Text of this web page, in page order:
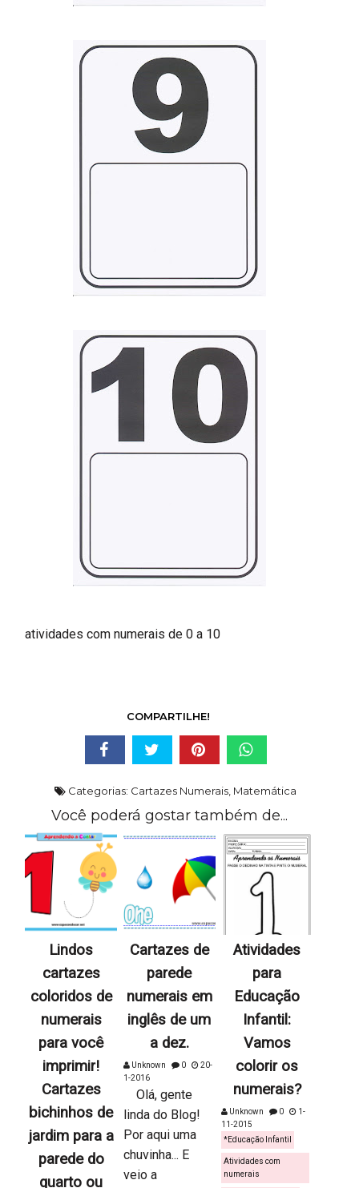
atividades com numerais de 0 a 10
COMPARTILHE!
Categorias: Cartazes Numerais Matemática
Você poderá gostar também de...
Lindos
cartazes
coloridos de
numerais
para você
imprimir!
Cartazes
bichinhos de
jardim para a
parede do
quarto ou
Cartazes de
parede
numerais em
inglês de um
a dez.
Unknown 0
20-
1-2016
Olá, gente
linda do Blog!
Por aqui uma
chuvinha... E
veio a
Atividades
para
Educação
Infantil:
Vamos
colorir os
numerais?
Unknown 0
1-
11-2015
*Educação Infantil
Atividades com
numerais